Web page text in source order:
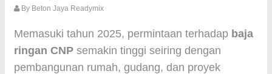
By Beton Jaya Readymix
Memasuki tahun 2025, permintaan terhadap baja
ringan CNP semakin tinggi seiring dengan
pembangunan rumah, gudang, dan proyek